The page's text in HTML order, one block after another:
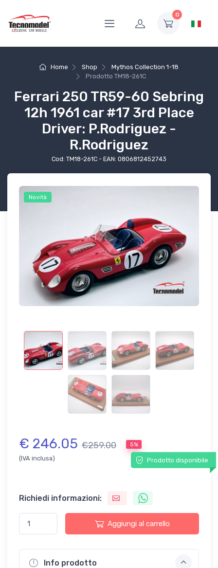
0
Home Shop
Mythos Collection 1-18
Prodotto TM18-261C
Ferrari 250 TR59-60 Sebring
12h 1961 car #17 3rd Place
Driver: P.Rodriguez -
R.Rodriguez
Cod: TM18-261C - EAN: 0806812452743
Novità
€ 246.05 €259.00 5%
(IVA inclusa) Prodotto disponibile
Richiedi informazioni:
Aggiungi al carrello
Info prodotto